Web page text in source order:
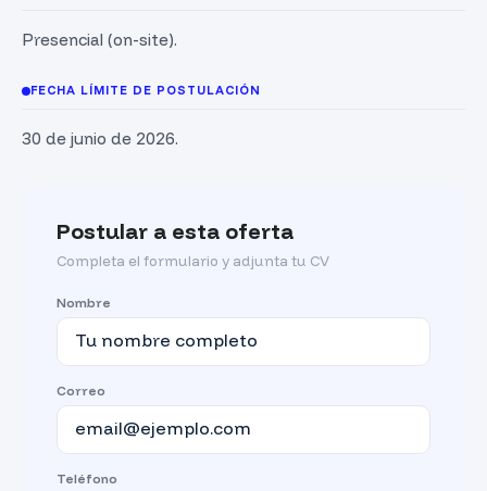
Presencial (on-site).
FECHA LÍMITE DE POSTULACIÓN
30 de junio de 2026.
Postular a esta oferta
Completa el formulario y adjunta tu CV
Nombre
Correo
Teléfono